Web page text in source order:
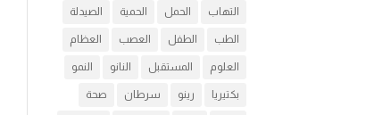
التهاب الحمل الحمية الصيدلة
الطب الطفل العصب العظام
العلوم المستقبل النانو النمو
بكتيريا رينو سرطان صحة